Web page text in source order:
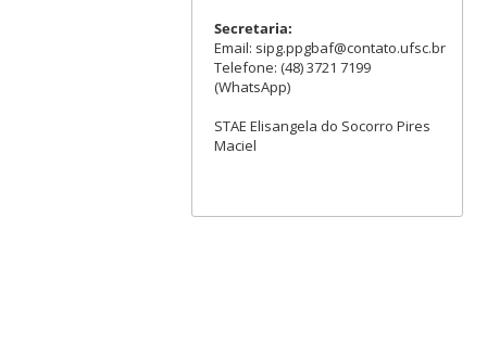
Secretaria:
Email: sipg.ppgbaf@contato.ufsc.br
Telefone: (48) 3721 7199
(WhatsApp)
STAE Elisangela do Socorro Pires
Maciel